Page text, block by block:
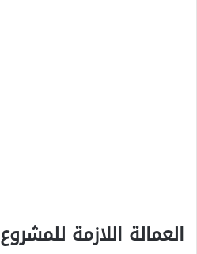
العمالة اللازمة للمشروع